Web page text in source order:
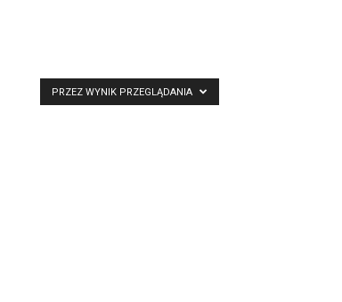
PRZEZ WYNIK PRZEGLĄDANIA